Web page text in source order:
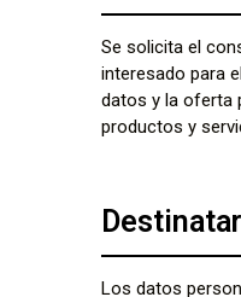
Se solicita el
interesado para
datos y la oferta
productos y
Los datos